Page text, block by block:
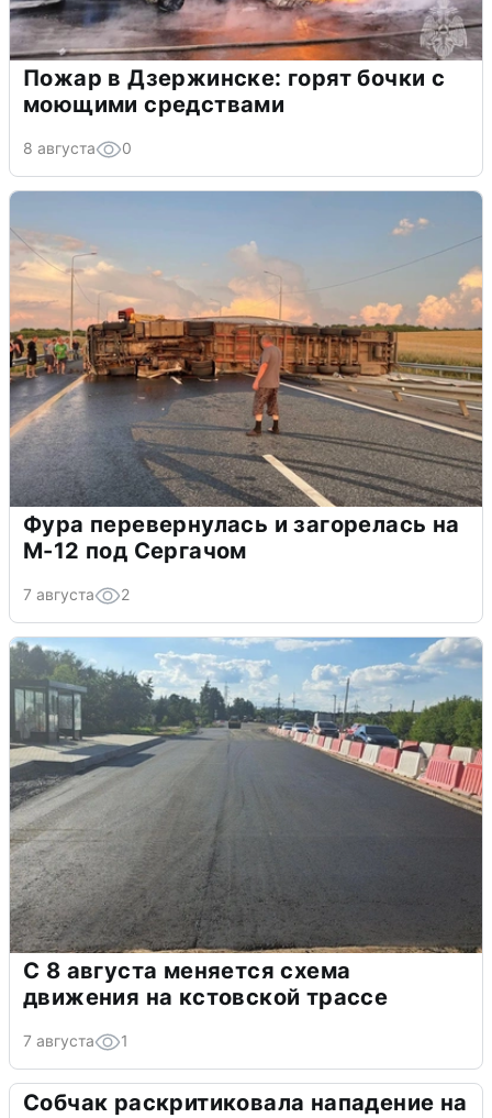
Пожар в Дзержинске: горят бочки с
моющими средствами
8 августа 0
Фура перевернулась и загорелась на
М-12 под Сергачом
7 августа 2
С 8 августа меняется схема
движения на кстовской трассе
7 августа 1
Собчак раскритиковала нападение на